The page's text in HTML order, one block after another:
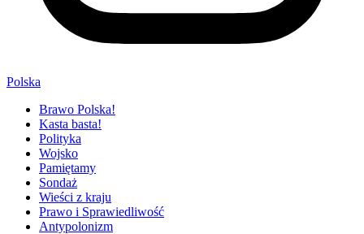
Polska
Brawo Polska!
Kasta basta!
Polityka
Wojsko
Pamiętamy
Sondaż
Wieści z kraju
Prawo i Sprawiedliwość
Antypolonizm